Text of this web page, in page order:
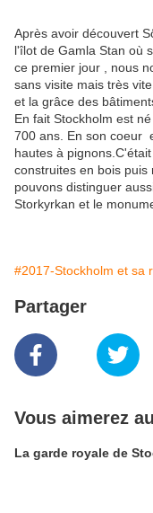
Après avoir découvert
l'îlot de Gamla Stan où
ce premier jour , nous
sans visite mais très
et la grâce des
En fait Stockholm est
700 ans. En son coeur
hautes à
construites en bois
pouvons distinguer
Storkyrkan et le
#2017-Stockholm et sa
Partager
Vous aimerez
La garde royale de